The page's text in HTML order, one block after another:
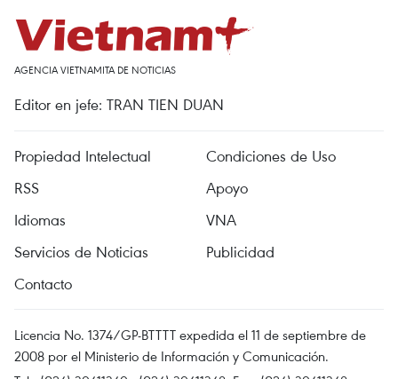
AGENCIA VIETNAMITA DE NOTICIAS
Editor en jefe: TRAN TIEN DUAN
Propiedad Intelectual
Condiciones de Uso
RSS
Apoyo
Idiomas
VNA
Servicios de Noticias
Publicidad
Contacto
Licencia No. 1374/GP-BTTTT expedida el 11 de septiembre de
2008 por el Ministerio de Información y Comunicación.